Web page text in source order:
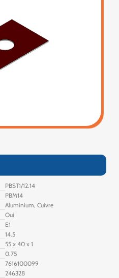
PBST1/12.14
PBM14
Aluminium, Cuivre
Oui
E1
14.5
55 x 40 x 1
0.75
7616100099
246328